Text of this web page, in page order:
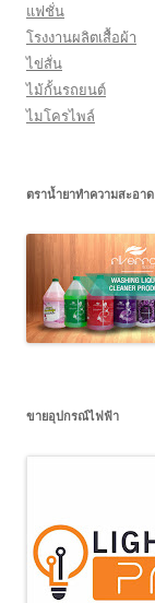
แฟชั่น
โรงงานผลิตเสื้อผ้า
ไข่สั่น
ไม้กั้นรถยนต์
ไมโครไพล์
ตราน้ำยาทำความสะอาด
ขายอุปกรณ์ไฟฟ้า